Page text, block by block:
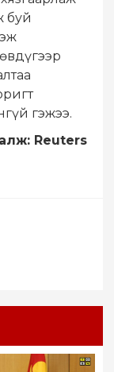
буй
гэжээ.
: Reuters